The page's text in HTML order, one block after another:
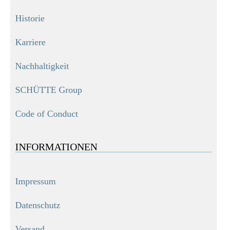
Historie
Karriere
Nachhaltigkeit
SCHÜTTE Group
Code of Conduct
INFORMATIONEN
Impressum
Datenschutz